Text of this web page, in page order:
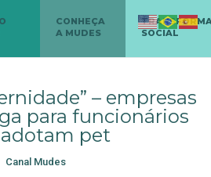
CONHEÇA
A MUDES
SOCIAL
– empresas
para funcionários
pet
Canal Mudes